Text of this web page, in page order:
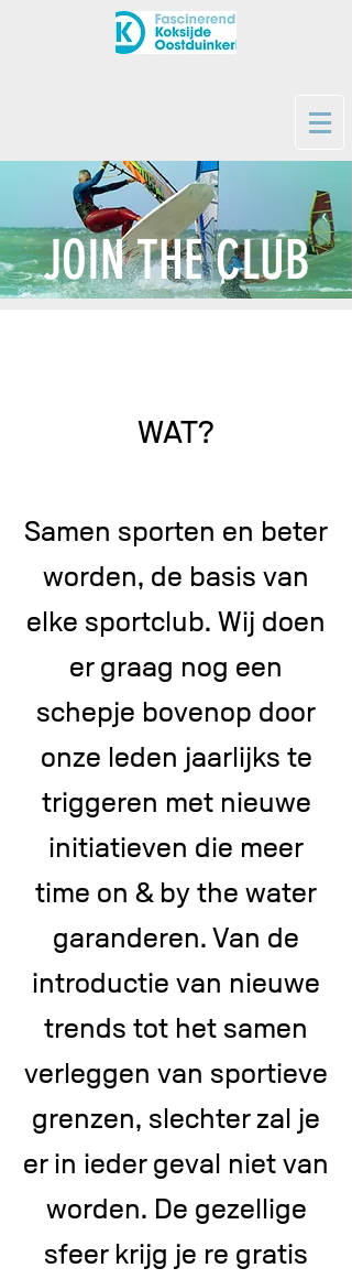
JOIN THE CLUB
WAT?
Samen sporten en beter
worden, de basis van
elke sportclub. Wij doen
er graag nog een
schepje bovenop door
onze leden jaarlijks te
triggeren met nieuwe
initiatieven die meer
time on & by the water
garanderen. Van de
introductie van nieuwe
trends tot het samen
verleggen van sportieve
grenzen, slechter zal je
er in ieder geval niet van
worden. De gezellige
sfeer krijg je re gratis